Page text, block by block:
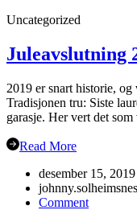
Uncategorized
Juleavslutning
2019 er snart historie,
Tradisjonen tru: Siste
garasje. Her vert det
Read More
desember 15, 2019
johnny.solheimsnes
Commenton